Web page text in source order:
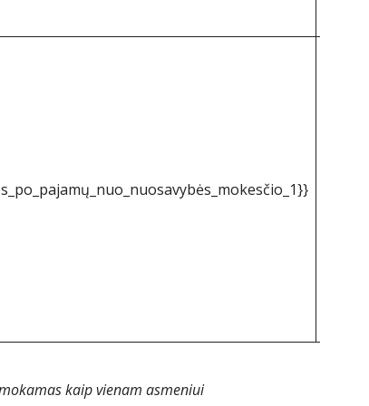
kaip vienam asmeniui